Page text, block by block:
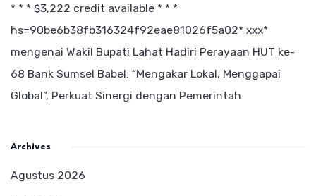
* * * $3,222 credit available * * *
hs=90be6b38fb316324f92eae81026f5a02* ххх*
mengenai Wakil Bupati Lahat Hadiri Perayaan HUT ke-
68 Bank Sumsel Babel: “Mengakar Lokal, Menggapai
Global”, Perkuat Sinergi dengan Pemerintah
Archives
Agustus 2026